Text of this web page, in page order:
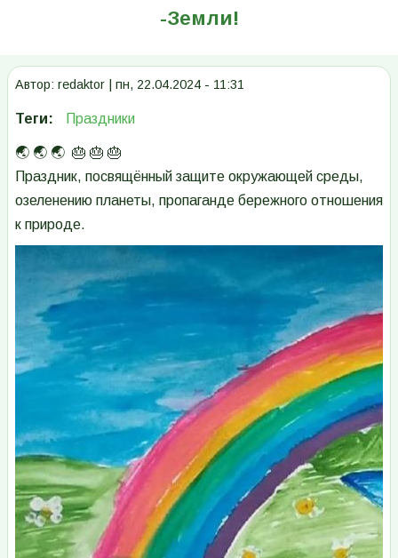
-Земли!
Автор: redaktor пн, 22.04.2024 - 11:31
Теги Праздники
🌏 🌏 🌏 🎂 🎂 🎂
Праздник, посвящённый защите окружающей среды,
озеленению планеты, пропаганде бережного отношения
к природе.